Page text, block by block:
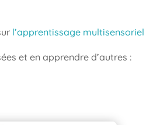
l’apprentissage
et en apprendre d’autres :